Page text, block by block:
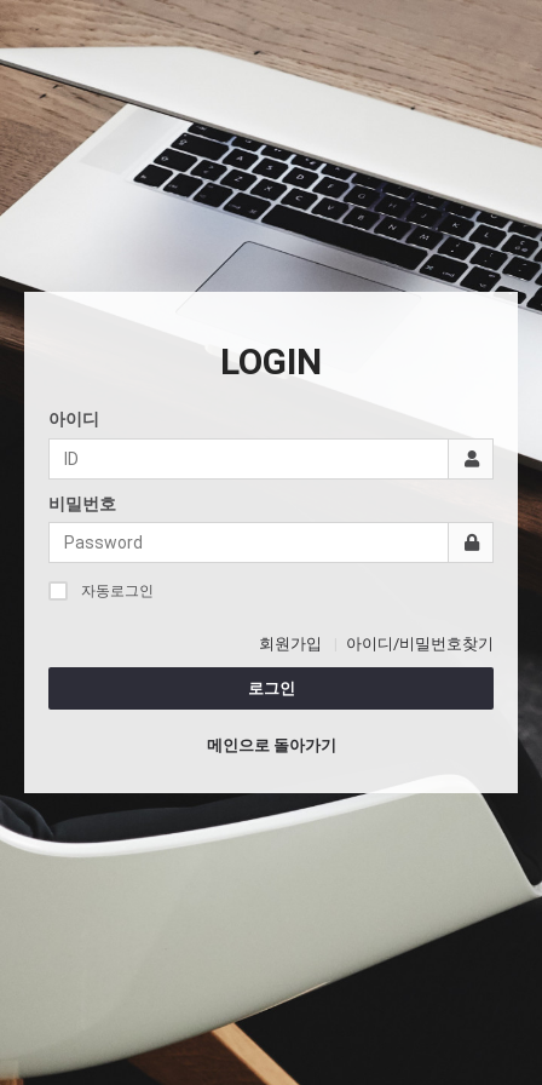
LOGIN
아이디
비밀번호
자동로그인
회원가입 아이디/비밀번호찾기
로그인
메인으로 돌아가기